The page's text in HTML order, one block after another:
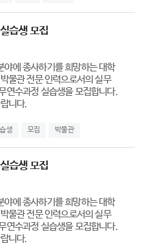
습생 모집
야에 종사하기를 희망하는 대학
물관 전문 인력으로서의 실무
연수과정 실습생을 모집합니다.
니다.
생 모집 박물관
습생 모집
야에 종사하기를 희망하는 대학
물관 전문 인력으로서의 실무
연수과정 실습생을 모집합니다.
니다.